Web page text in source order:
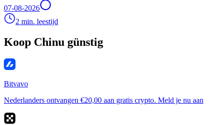
07-08-2026
2 min. leestijd
Koop Chinu günstig
Bitvavo
Nederlanders ontvangen €20,00 aan gratis crypto. Meld je nu aan